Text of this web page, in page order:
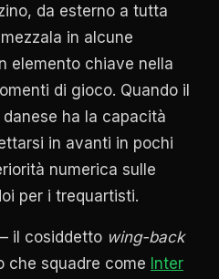
da esterno a tutta
in alcune
elemento chiave nella
di gioco. Quando il
ha la capacità
in avanti in pochi
numerica sulle
per i trequartisti.
il cosiddetto wing-back
che squadre come Inter